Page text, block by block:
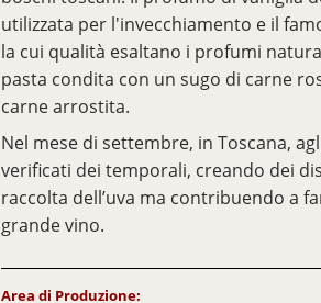
utilizzata per l'invecchiamento e il
la cui qualità esaltano i profumi
pasta condita con un sugo di carne
carne arrostita.
Nel mese di settembre, in Toscana,
verificati dei temporali, creando dei
raccolta dell’uva ma contribuendo a
grande vino.
Area di Produzione: